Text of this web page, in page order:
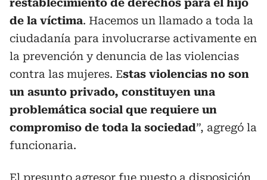
restablecimiento de derechos para el hijo
de la víctima. Hacemos un llamado a toda la
ciudadanía para involucrarse activamente en
la prevención y denuncia de las violencias
contra las mujeres. Estas violencias no son
un asunto privado, constituyen una
problemática social que requiere un
compromiso de toda la sociedad”, agregó la
funcionaria.
El presunto agresor fue puesto a disposición